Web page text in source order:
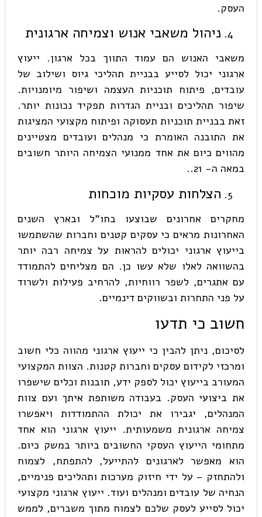
העסק.
ניהול משאבי אנוש וצמיחה ארגונית
משאבי האנוש הם עמוד התווך בכל ארגון. ייעוץ
ארגוני יכול לסייע בבניית תהליכי גיוס ושילוב של
עובדים, פיתוח תוכניות העצמה ושיפור מיומנויות.
שיפור תהליכים ובניית הגדרות תפקיד נכונות יותר.
זאת בבניית תוכניות תעסוקה ופיתוח מקצועי המציגות
את התובנה האומרת כי מנהלים ועובדים מצטיינים
מהווים כיום את אחד ממנועי הצמיחה היותר חשובים
במאה ה- 21..
הצלחות עסקיות מוכחות
מחקרים אחרונים שבוצעו בחו"ל ובארץ השנים
האחרונות מראים כי עסקים קטנים וחברות שהשתמשו
בייעוץ ארגוני יכולים להראות על צמיחה רבה יותר
בהשוואה לאלו שלא עשו כן. הם מצליחים להתמודד
עם אתגרים, לשפר רווחיות, להרחיב פעילות ולשרוד
על פני התחרות ובשווקים דינמיים.
חשוב כי תדעו
לסיכום, ניתן להבין כי ייעוץ ארגוני מהווה כלי חשוב
ומרכזי לקידום עסקים וחברות קטנות. הצוות המקצועי
המעורב בייעוץ יכול לספק ידע, תובנות וכלים שישפרו
את ביצועי העסק. בעבודה משותפת איתך ועם צוות
המנהלים, יגבירו את יכולת ההתמודדות ויאפשרו
צמיחה ארגונית משמעותית. ייעוץ ארגוני הוא אחד
מתחומי הייעוץ העסקי החשובים ביותר במשק כיום.
הוא מאפשר לארגונים להתייעל, להתפתח, לצמוח
ולהתחזק – על ידי חיזוק מערכות ותהליכים פנימיים,
הנחיה של עובדים ומנהלים ועוד. ייעוץ ארגוני מקצועי
יכול לסייע לעסק שלכם לצמוח מתוך משברים, לממש